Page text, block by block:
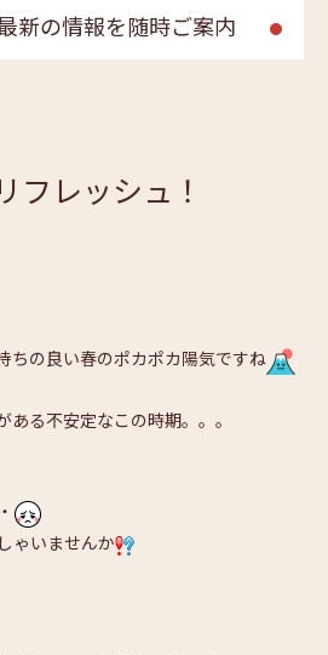
新の情報を随時ご案内
フレッシュ！
ちの良い春のポカポカ陽気ですね
ある不安定なこの時期。。。
ゃいませんか